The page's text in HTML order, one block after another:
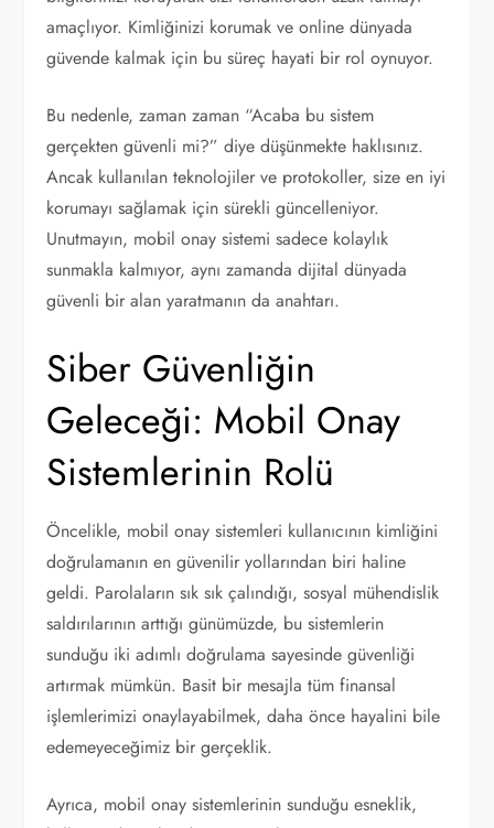
amaçlıyor. Kimliğinizi korumak ve online dünyada
güvende kalmak için bu süreç hayati bir rol oynuyor.
Bu nedenle, zaman zaman “Acaba bu sistem
gerçekten güvenli mi?” diye düşünmekte haklısınız.
Ancak kullanılan teknolojiler ve protokoller, size en iyi
korumayı sağlamak için sürekli güncelleniyor.
Unutmayın, mobil onay sistemi sadece kolaylık
sunmakla kalmıyor, aynı zamanda dijital dünyada
güvenli bir alan yaratmanın da anahtarı.
Siber Güvenliğin
Geleceği: Mobil Onay
Sistemlerinin Rolü
Öncelikle, mobil onay sistemleri kullanıcının kimliğini
doğrulamanın en güvenilir yollarından biri haline
geldi. Parolaların sık sık çalındığı, sosyal mühendislik
saldırılarının arttığı günümüzde, bu sistemlerin
sunduğu iki adımlı doğrulama sayesinde güvenliği
artırmak mümkün. Basit bir mesajla tüm finansal
işlemlerimizi onaylayabilmek, daha önce hayalini bile
edemeyeceğimiz bir gerçeklik.
Ayrıca, mobil onay sistemlerinin sunduğu esneklik,